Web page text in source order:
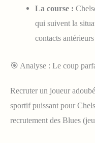
La course :
qui suivent la
contacts
🎯 Analyse : Le coup
Recruter un joueur
sportif puissant pour
recrutement des Blues